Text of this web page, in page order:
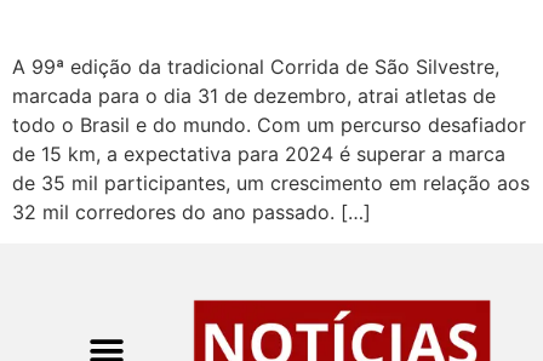
A 99ª edição da tradicional Corrida de São Silvestre,
marcada para o dia 31 de dezembro, atrai atletas de
todo o Brasil e do mundo. Com um percurso desafiador
de 15 km, a expectativa para 2024 é superar a marca
de 35 mil participantes, um crescimento em relação aos
32 mil corredores do ano passado. […]